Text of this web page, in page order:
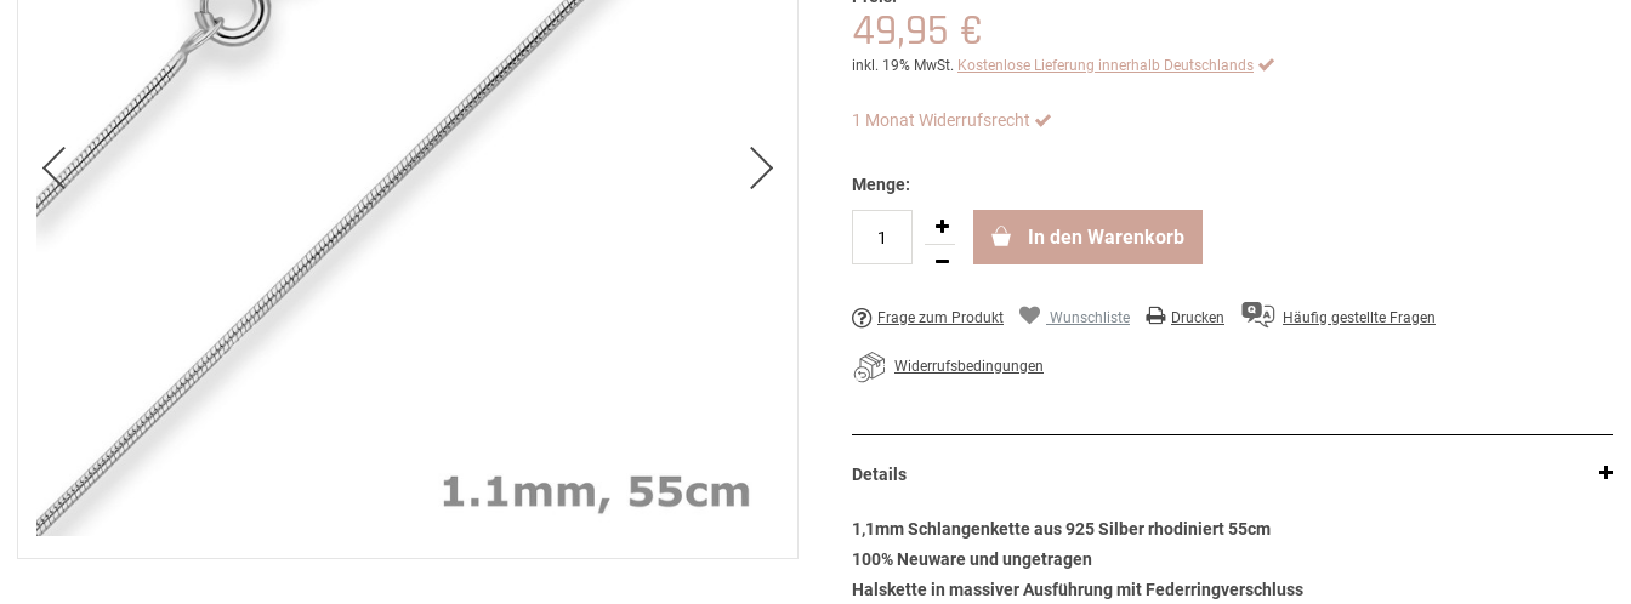
49,95 €
inkl. 19% MwSt. Kostenlose Lieferung innerhalb Deutschlands
1 Monat Widerrufsrecht
Menge:
In den Warenkorb
Frage zum Produkt Wunschliste Drucken Häufig gestellte Fragen
Widerrufsbedingungen
Details
1,1mm Schlangenkette aus 925 Silber rhodiniert 55cm
100% Neuware und ungetragen
Halskette in massiver Ausführung mit Federringverschluss